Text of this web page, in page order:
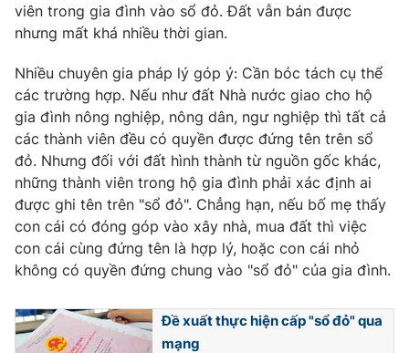
Photo Infographic
Video Shorts video
VTV Money VTV Thể thao
VTV Sức khoẻ Bất động sản
Thị trường 24h Tấm lòng Việt
VTV4 Vươn mình bằng AI
VTV9 VTV8
viên trong gia đình vào sổ đỏ. Đất vẫn bán được
nhưng mất khá nhiều thời gian.
Nhiều chuyên gia pháp lý góp ý: Cần bóc tách cụ thể
các trường hợp. Nếu như đất Nhà nước giao cho hộ
gia đình nông nghiệp, nông dân, ngư nghiệp thì tất cả
các thành viên đều có quyền được đứng tên trên sổ
đỏ. Nhưng đối với đất hình thành từ nguồn gốc khác,
những thành viên trong hộ gia đình phải xác định ai
được ghi tên trên "sổ đỏ". Chẳng hạn, nếu bố mẹ thấy
con cái có đóng góp vào xây nhà, mua đất thì việc
con cái cùng đứng tên là hợp lý, hoặc con cái nhỏ
không có quyền đứng chung vào "sổ đỏ" của gia đình.
Đề xuất thực hiện cấp "sổ đỏ" qua
mạng